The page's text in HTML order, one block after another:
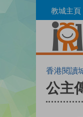
to
教城主頁
香港閱讀
公主